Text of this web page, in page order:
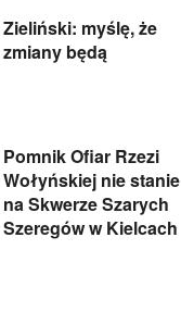
Zieliński: myślę, że
zmiany będą
Pomnik Ofiar Rzezi
Wołyńskiej nie stanie
na Skwerze Szarych
Szeregów w Kielcach